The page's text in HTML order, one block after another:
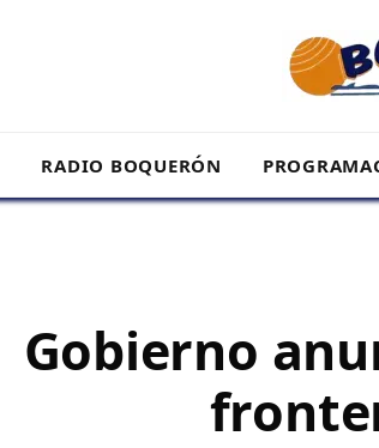
RADIO BOQUERÓN
Gobierno